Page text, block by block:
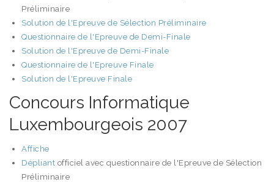
Préliminaire
Solution de l'Epreuve de Sélection Préliminaire
Questionnaire de l'Epreuve de Demi-Finale
Solution de l'Epreuve de Demi-Finale
Questionnaire de l'Epreuve Finale
Solution de l'Epreuve Finale
Concours Informatique
Luxembourgeois 2007
Affiche
Dépliant officiel avec questionnaire de l'Epreuve de Sélection
Préliminaire